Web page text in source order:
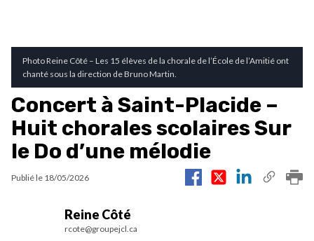
Photo Reine Côté – Les 15 élèves de la chorale de l’École de l’Amitié ont
chanté sous la direction de Bruno Martin.
Concert à Saint-Placide –
Huit chorales scolaires Sur
le Do d’une mélodie
Publié le 18/05/2026
Reine Côté
rcote@groupejcl.ca